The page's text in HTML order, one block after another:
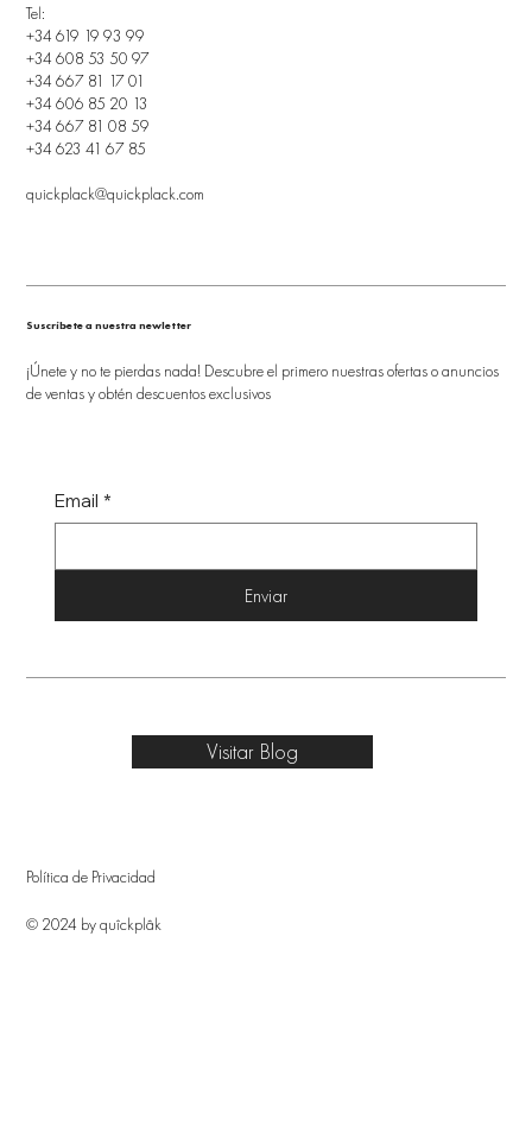
Tel:
+34 619 19 93 99
+34 608 53 50 97
+34 667 81 17 01
+34 606 85 20 13
+34 667 81 08 59
+34 623 41 67 85
quickplack@quickplack.com
Suscríbete a nuestra newletter
¡Únete y no te pierdas nada! Descubre el primero nuestras ofertas o anuncios
de ventas y obtén descuentos exclusivos
Email *
Enviar
Política de Privacidad
© 2024 by quîckplâk
Visitar Blog